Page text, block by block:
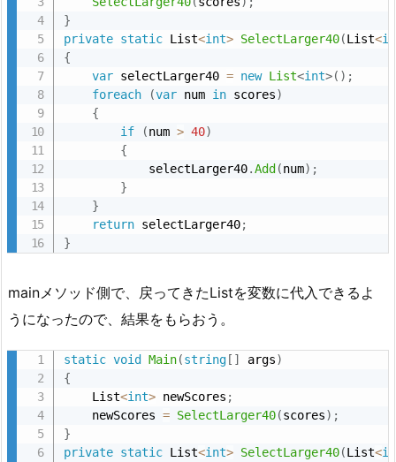
}
private static List<int> SelectLarger40(List<
{
var selectLarger40 = new List<int>( ) ;
foreach
(var num in scores)
{
if
(num > 40)
{
            selectLarger40
.Add (num) ;
}
}
return selectLarger40;
}
mainメソッド側で、戻ってきたListを変数に代入できるよ
うになったので、結果をもらおう。
static void Main(string[ ] args)
{
    List
<int> newScores ;
    newScores
= SelectLarger40(scores) ;
}
private static List<int> SelectLarger40(List<